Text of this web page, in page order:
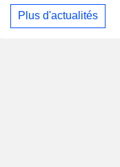
Plus d'actualités